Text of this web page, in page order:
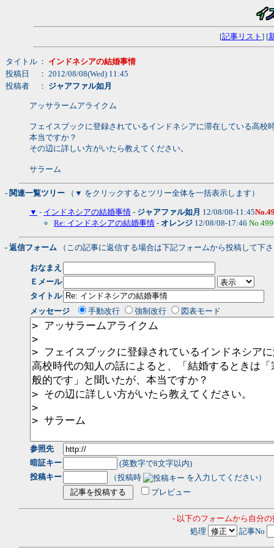
[記事リスト ] [
タイトル ： インドネシアの結婚事情
投稿日
： 2012/08/08(Wed) 11:45
投稿者
： ジャアファル如月
アッサラームアライクム
フェイスブックに登録されているインドネシアに滞在している高
本当ですか？
その辺に詳しい方がいたら教えてください。
サラーム
- 関連一覧ツリー （▼ をクリックするとツリー全体を一括表示します）
▼ - インドネシアの結婚事情 - ジャアファル如月 12/08/08-11:45
Re: インドネシアの結婚事情 - オレンジ 12/08/08-17:46
- 返信フォーム （この記事に返信する場合は下記フォームから投稿して下
おなまえ
Ｅメール
タイトル
メッセージ
手動改行 強制改行 図表モード
参照先
暗証キー
(英数字で8文字以内)
投稿キー
（投稿時
を入力してください）
プレビュー
- 以下のフォームから自分
処理
記事No